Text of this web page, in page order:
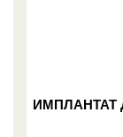
ИМПЛАНТАТ